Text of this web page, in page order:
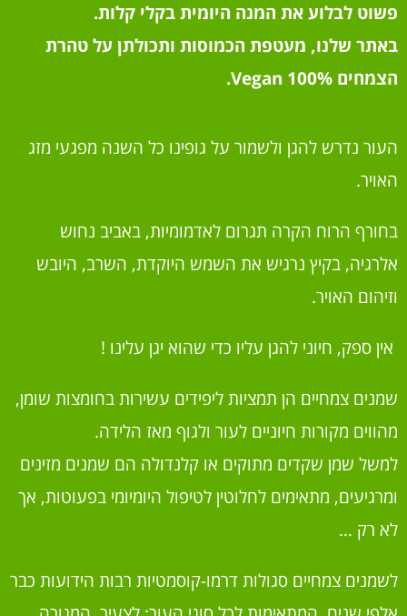
פשוט לבלוע את המנה היומית בקלי קלות.
באתר שלנו, מעטפת הכמוסות ותכולתן על טהרת
הצמחים 100% Vegan.
העור נדרש להגן ולשמור על גופינו כל השנה מפגעי מזג
האויר.
בחורף הרוח הקרה תגרום לאדמומיות, באביב נחוש
אלרגיה, בקיץ נרגיש את השמש היוקדת, השרב, היובש
וזיהום האויר.
אין ספק, חיוני להגן עליו כדי שהוא יגן עלינו !
שמנים צמחיים הן תמציות ליפידים עשירות בחומצות שומן,
מהווים מקורות חיוניים לעור ולגוף מאז הלידה.
למשל שמן שקדים מתוקים או קלנדולה הם שמנים מזינים
ומרגיעים, מתאימים לחלוטין לטיפול היומיומי בפעוטות, אך
לא רק …
לשמנים צמחיים סגולות דרמו-קוסמטיות רבות הידועות כבר